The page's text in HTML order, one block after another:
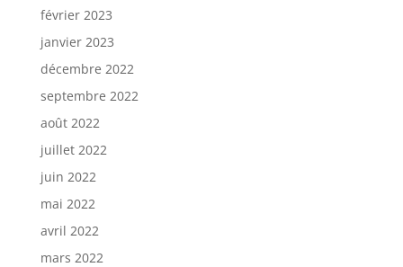
février 2023
janvier 2023
décembre 2022
septembre 2022
août 2022
juillet 2022
juin 2022
mai 2022
avril 2022
mars 2022